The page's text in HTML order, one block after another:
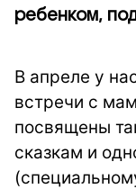
ребенком,
В апреле у
встречи с
посвящены
сказкам и